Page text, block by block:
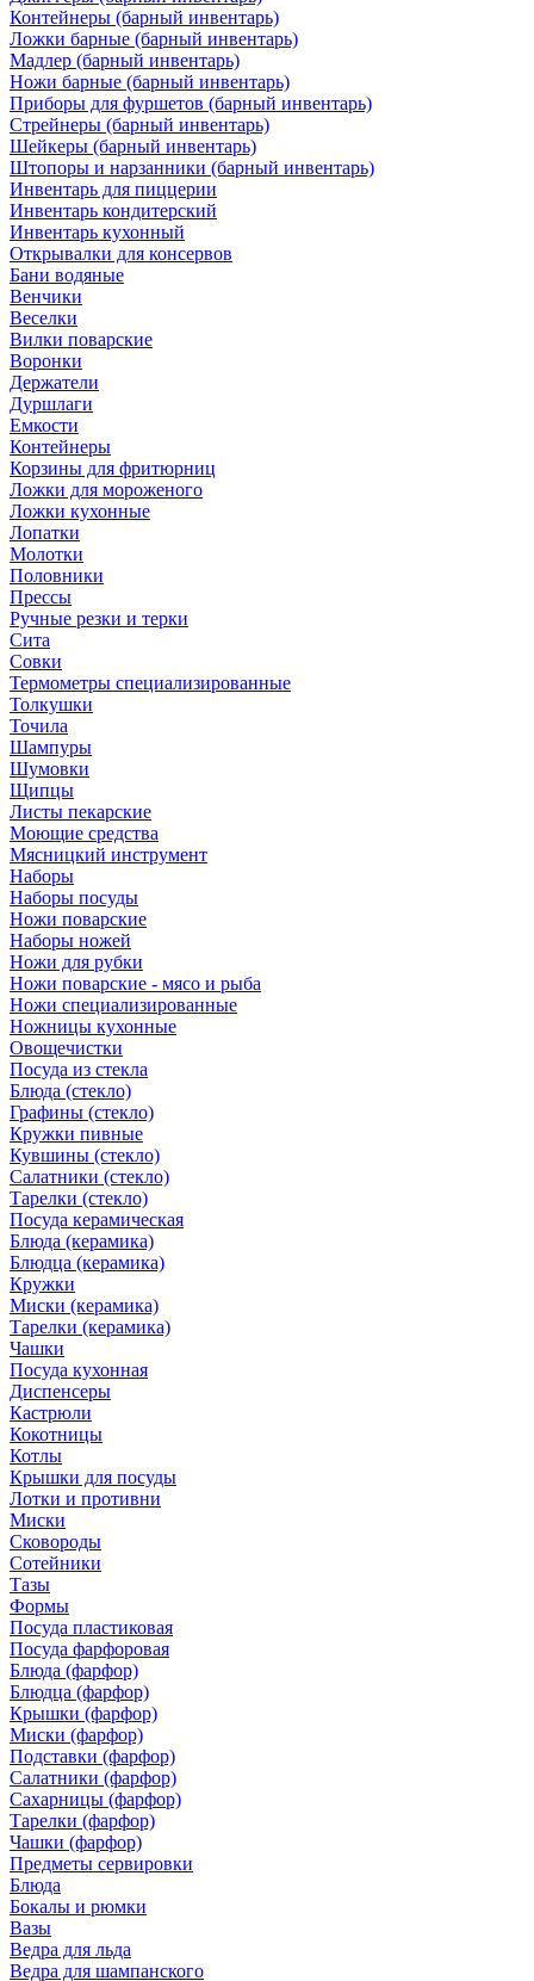
Контейнеры (барный инвентарь)
Ложки барные (барный инвентарь)
Мадлер (барный инвентарь)
Ножи барные (барный инвентарь)
Приборы для фуршетов (барный инвентарь)
Стрейнеры (барный инвентарь)
Шейкеры (барный инвентарь)
Штопоры и нарзанники (барный инвентарь)
Инвентарь для пиццерии
Инвентарь кондитерский
Инвентарь кухонный
Открывалки для консервов
Бани водяные
Венчики
Веселки
Вилки поварские
Воронки
Держатели
Дуршлаги
Емкости
Контейнеры
Корзины для фритюрниц
Ложки для мороженого
Ложки кухонные
Лопатки
Молотки
Половники
Прессы
Ручные резки и терки
Сита
Совки
Термометры специализированные
Толкушки
Точила
Шампуры
Шумовки
Щипцы
Листы пекарские
Моющие средства
Мясницкий инструмент
Наборы
Наборы посуды
Ножи поварские
Наборы ножей
Ножи для рубки
Ножи поварские - мясо и рыба
Ножи специализированные
Ножницы кухонные
Овощечистки
Посуда из стекла
Блюда (стекло)
Графины (стекло)
Кружки пивные
Кувшины (стекло)
Салатники (стекло)
Тарелки (стекло)
Посуда керамическая
Блюда (керамика)
Блюдца (керамика)
Кружки
Миски (керамика)
Тарелки (керамика)
Чашки
Посуда кухонная
Диспенсеры
Кастрюли
Кокотницы
Котлы
Крышки для посуды
Лотки и противни
Миски
Сковороды
Сотейники
Тазы
Формы
Посуда пластиковая
Посуда фарфоровая
Блюда (фарфор)
Блюдца (фарфор)
Крышки (фарфор)
Миски (фарфор)
Подставки (фарфор)
Салатники (фарфор)
Сахарницы (фарфор)
Тарелки (фарфор)
Чашки (фарфор)
Предметы сервировки
Блюда
Бокалы и рюмки
Вазы
Ведра для льда
Ведра для шампанского